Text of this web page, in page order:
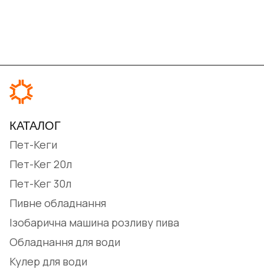
КАТАЛОГ
Пет-Кеги
Пет-Кег 20л
Пет-Кег 30л
Пивне обладнання
Ізобарична машина розливу пива
Обладнання для води
Кулер для води